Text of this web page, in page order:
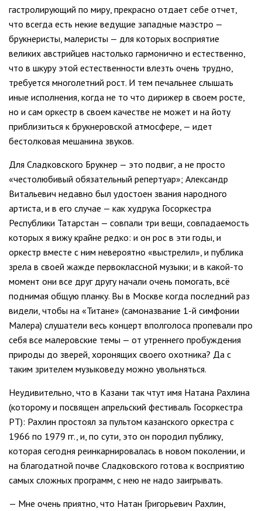
гастролирующий по миру, прекрасно отдает себе отчет,
что всегда есть некие ведущие западные маэстро —
брукнеристы, малеристы — для которых восприятие
великих австрийцев настолько гармонично и естественно,
что в шкуру этой естественности влезть очень трудно,
требуется многолетний рост. И тем печальнее слышать
иные исполнения, когда не то что дирижер в своем росте,
но и сам оркестр в своем качестве не может и на йоту
приблизиться к брукнеровской атмосфере, — идет
бестолковая мешанина звуков.
Для Сладковского Брукнер — это подвиг, а не просто
«честолюбивый обязательный репертуар»; Александр
Витальевич недавно был удостоен звания народного
артиста, и в его случае — как худрука Госоркестра
Республики Татарстан — совпали три вещи, совпадаемость
которых я вижу крайне редко: и он рос в эти годы, и
оркестр вместе с ним невероятно «выстрелил», и публика
зрела в своей жажде первоклассной музыки; и в какой-то
момент они все друг другу начали очень помогать, всё
поднимая общую планку. Вы в Москве когда последний раз
видели, чтобы на «Титане» (самоназвание 1-й симфонии
Малера) слушатели весь концерт вполголоса пропевали про
себя все малеровские темы — от утреннего пробуждения
природы до зверей, хоронящих своего охотника? Да с
таким зрителем музыковеду можно увольняться.
Неудивительно, что в Казани так чтут имя Натана Рахлина
(которому и посвящен апрельский фестиваль Госоркестра
РТ): Рахлин простоял за пультом казанского оркестра с
1966 по 1979 гг., и, по сути, это он породил публику,
которая сегодня реинкарнировалась в новом поколении, и
на благодатной почве Сладковского готова к восприятию
самых сложных программ, с нею не надо заигрывать.
— Мне очень приятно, что Натан Григорьевич Рахлин,